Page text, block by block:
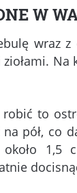
W
wraz
to
pół, co
1,5